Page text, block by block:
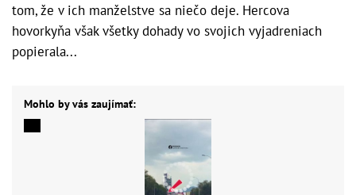
tom, že v ich manželstve sa niečo deje. Hercova
hovorkyňa však všetky dohady vo svojich vyjadreniach
popierala...
Mohlo by vás zaujímať: